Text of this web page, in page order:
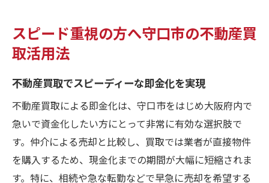
スピード重視の方へ守口市の不動産買
取活用法
不動産買取でスピーディーな即金化を実現
不動産買取による即金化は、守口市をはじめ大阪府内で
急いで資金化したい方にとって非常に有効な選択肢で
す。仲介による売却と比較し、買取では業者が直接物件
を購入するため、現金化までの期間が大幅に短縮されま
す。特に、相続や急な転勤などで早急に売却を希望する